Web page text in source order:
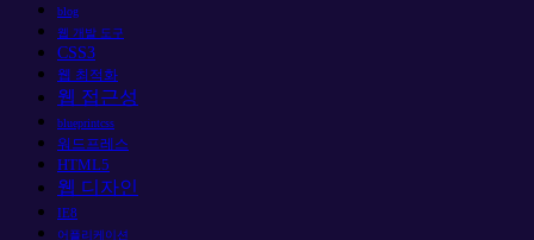
blog
웹 개발 도구
CSS3
웹 최적화
웹 접근성
blueprintcss
워드프레스
HTML5
웹 디자인
IE8
어플리케이션